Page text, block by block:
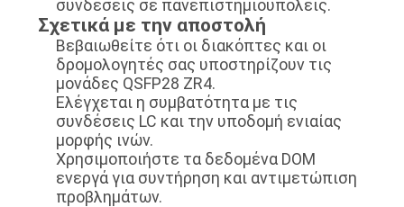
συνδέσεις σε πανεπιστημιουπόλεις.
Σχετικά με την αποστολή
Βεβαιωθείτε ότι οι διακόπτες και οι
δρομολογητές σας υποστηρίζουν τις
μονάδες QSFP28 ZR4.
Ελέγχεται η συμβατότητα με τις
συνδέσεις LC και την υποδομή ενιαίας
μορφής ινών.
Χρησιμοποιήστε τα δεδομένα DOM
ενεργά για συντήρηση και αντιμετώπιση
προβλημάτων.